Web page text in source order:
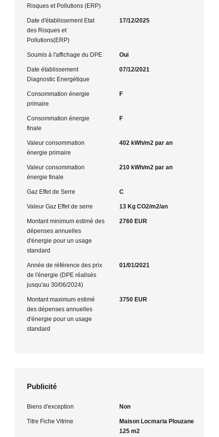
Risques et Pollutions (ERP)
Date d'établissement Etat
des Risques et
Pollutions(ERP)
17/12/2025
Soumis à l'affichage du DPE Oui
Date établissement
Diagnostic Energétique
07/12/2021
Consommation énergie
primaire
F
Consommation énergie
finale
F
Valeur consommation
énergie primaire
402 kWh/m2 par an
Valeur consommation
énergie finale
210 kWh/m2 par an
Gaz Effet de Serre C
Valeur Gaz Effet de serre 13 Kg CO2/m2/an
Montant minimum estimé des
dépenses annuelles
d'énergie pour un usage
standard
2760 EUR
Année de référence des prix
de l'énergie (DPE réalisés
jusqu'au 30/06/2024)
01/01/2021
Montant maximum estimé
des dépenses annuelles
d'énergie pour un usage
standard
3750 EUR
Publicité
Biens d'exception Non
Titre Fiche Vitrine
Maison Locmaria Plouzane
125 m2